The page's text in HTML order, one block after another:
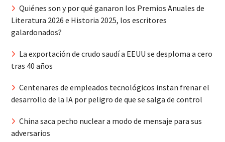
Quiénes son y por qué ganaron los Premios Anuales de
Literatura 2026 e Historia 2025, los escritores
galardonados?
La exportación de crudo saudí a EEUU se desploma a cero
tras 40 años
Centenares de empleados tecnológicos instan frenar el
desarrollo de la IA por peligro de que se salga de control
China saca pecho nuclear a modo de mensaje para sus
adversarios